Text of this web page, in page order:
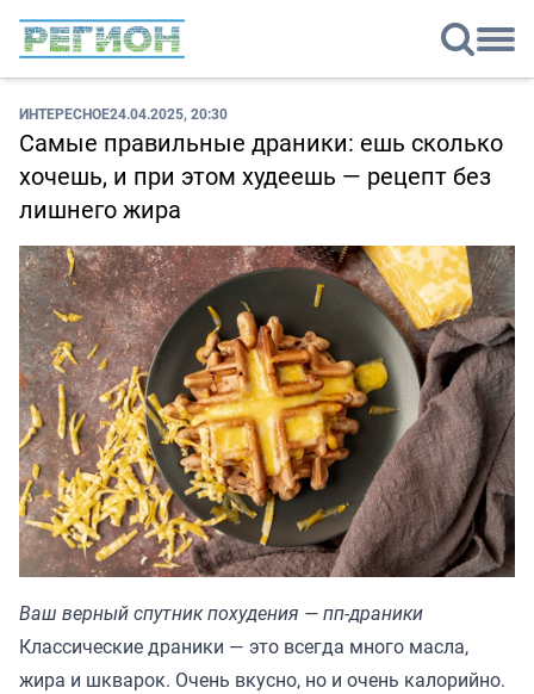
ИНТЕРЕСНОЕ24.04.2025, 20:30
Самые правильные драники: ешь сколько
хочешь, и при этом худеешь — рецепт без
лишнего жира
Ваш верный спутник похудения — пп-драники
Классические драники — это всегда много масла,
жира и шкварок. Очень вкусно, но и очень калорийно.